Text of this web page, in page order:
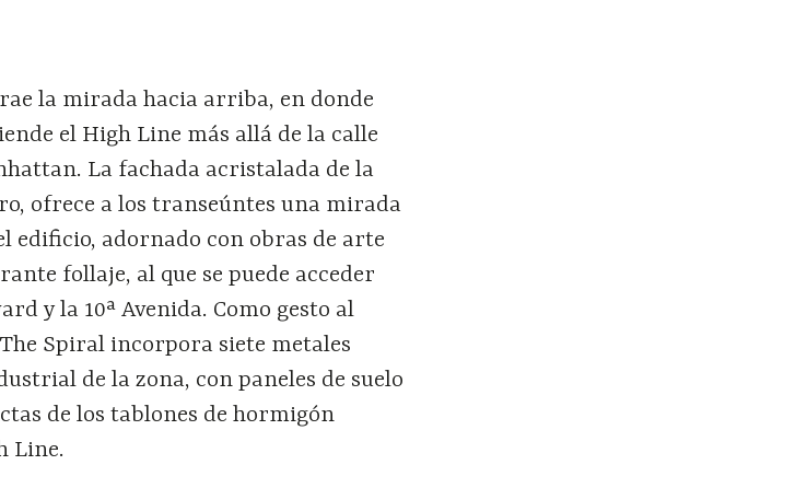
la mirada hacia arriba, en donde
el High Line más allá de la calle
La fachada acristalada de la
ofrece a los transeúntes una mirada
edificio, adornado con obras de arte
follaje, al que se puede acceder
y la 10ª Avenida. Como gesto al
Spiral incorpora siete metales
de la zona, con paneles de suelo
de los tablones de hormigón
Line.